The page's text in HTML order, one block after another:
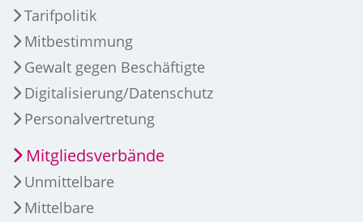
Tarifpolitik
Mitbestimmung
Gewalt gegen Beschäftigte
Digitalisierung/Datenschutz
Personalvertretung
Mitgliedsverbände
Unmittelbare
Mittelbare